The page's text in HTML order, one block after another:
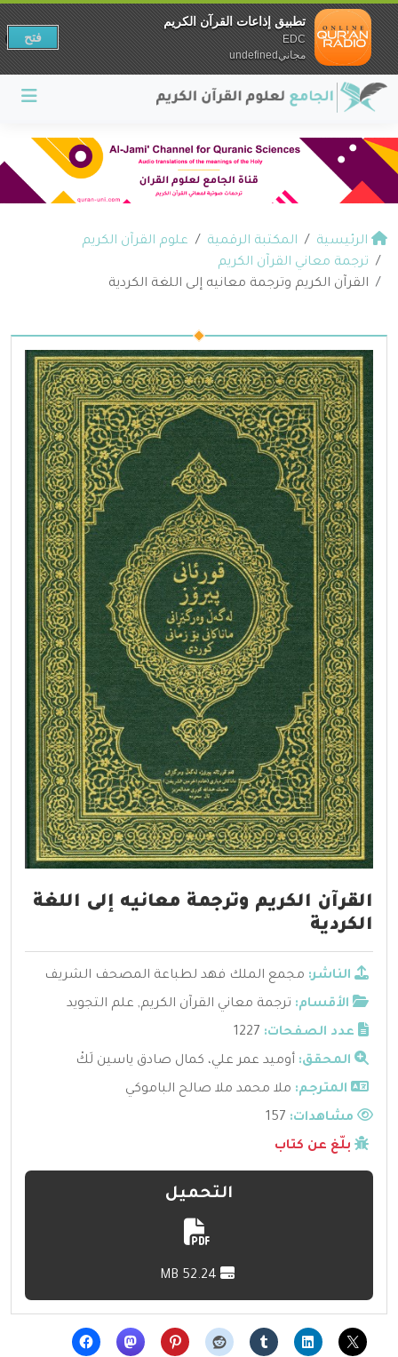
الرئيسية المكتبة الرقمية
علوم القرآن الكريم
ترجمة معاني القرآن الكريم
القرآن الكريم وترجمة معانيه إلى اللغة الكردية
القرآن الكريم وترجمة معانيه إلى اللغة
الكردية
الناشر: مجمع الملك فهد لطباعة المصحف الشريف
الأقسام: ترجمة معاني القرآن الكريم, علم التجويد
عدد الصفحات: 1227
المحقق: أوميد عمر علي، كمال صادق ياسين لَكْ
المترجم: ملا محمد ملا صالح الباموكي
مشاهدات:
بلّغ عن كتاب
التحميل
تطبيق إذاعات القرآن الكريم
EDC
مجانيundefined
فتح